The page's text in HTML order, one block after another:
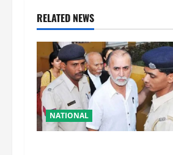
n
a
v
i
g
RELATED NEWS
NATIONAL